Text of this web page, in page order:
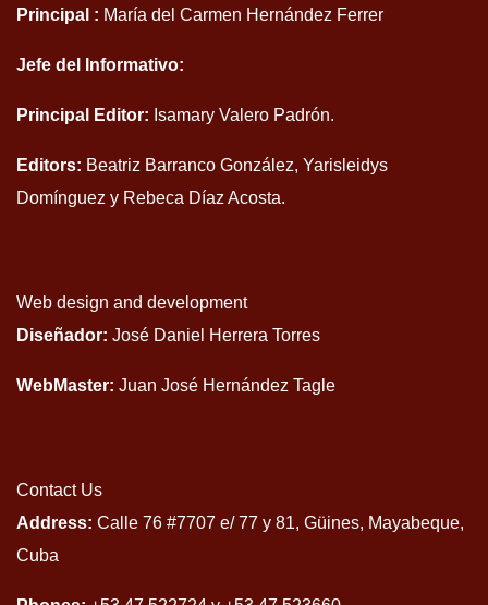
Principal : María del Carmen Hernández Ferrer
Jefe del Informativo:
Principal Editor: Isamary Valero Padrón.
Editors: Beatriz Barranco González, Yarisleidys
Domínguez y Rebeca Díaz Acosta.
Web design and development
Diseñador: José Daniel Herrera Torres
WebMaster: Juan José Hernández Tagle
Contact Us
Address: Calle 76 #7707 e/ 77 y 81, Güines, Mayabeque,
Cuba